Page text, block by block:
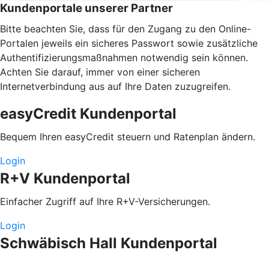
Kundenportale unserer Partner
Bitte beachten Sie, dass für den Zugang zu den Online-
Portalen jeweils ein sicheres Passwort sowie zusätzliche
Authentifizierungsmaßnahmen notwendig sein können.
Achten Sie darauf, immer von einer sicheren
Internetverbindung aus auf Ihre Daten zuzugreifen.
easyCredit Kundenportal
Bequem Ihren easyCredit steuern und Ratenplan ändern.
Login
R+V Kundenportal
Einfacher Zugriff auf Ihre R+V-Versicherungen.
Login
Schwäbisch Hall Kundenportal